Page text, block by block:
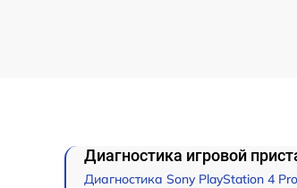
Диагностика игровой
Диагностика Sony PlayStation 4